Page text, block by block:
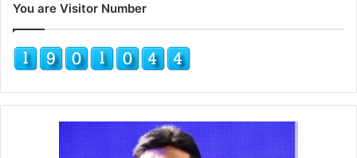
You are Visitor Number